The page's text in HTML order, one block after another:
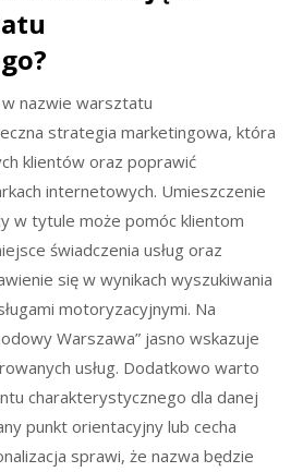
nazwie warsztatu
strategia marketingowa, która
klientów oraz poprawić
internetowych. Umieszczenie
w tytule może pomóc klientom
świadczenia usług oraz
się w wynikach wyszukiwania
motoryzacyjnymi. Na
Warszawa” jasno wskazuje
usług. Dodatkowo warto
charakterystycznego dla danej
punkt orientacyjny lub cecha
sprawi, że nazwa będzie